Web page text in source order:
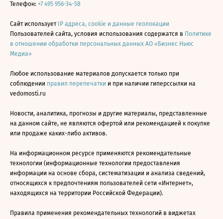
Телефон: +7 495 956-34-58
Сайт использует IP адреса, cookie и данные геолокации
Пользователей сайта, условия использования содержатся в Политике
в отношении обработки персональных данных АО «Бизнес Ньюс
Медиа»
Любое использование материалов допускается только при
соблюдении правил перепечатки и при наличии гиперссылки на
vedomosti.ru
Новости, аналитика, прогнозы и другие материалы, представленные
на данном сайте, не являются офертой или рекомендацией к покупке
или продаже каких-либо активов.
На информационном ресурсе применяются рекомендательные
технологии (информационные технологии предоставления
информации на основе сбора, систематизации и анализа сведений,
относящихся к предпочтениям пользователей сети «Интернет»,
находящихся на территории Российской Федерации).
Правила применения рекомендательных технологий в виджетах